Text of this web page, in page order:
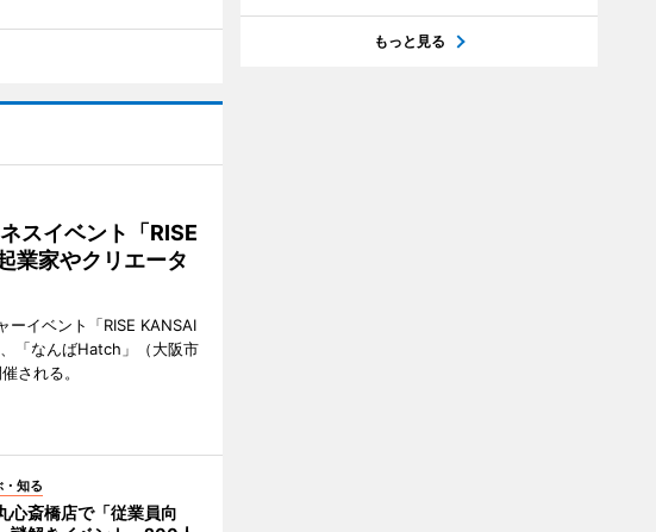
スイベント「RISE
家やクリエータ
ーイベント「RISE KANSAI
「なんばHatch」（大阪市
される。
・知る
心斎橋店で「従業員向
もっと見る